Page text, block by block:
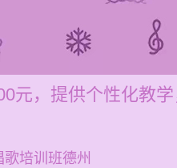
元，提供个性化教
培训班德州